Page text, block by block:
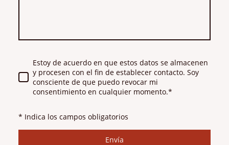
Estoy de acuerdo en que estos datos se almacenen
y procesen con el fin de establecer contacto. Soy
consciente de que puedo revocar mi
consentimiento en cualquier momento.*
* Indica los campos obligatorios
Envía